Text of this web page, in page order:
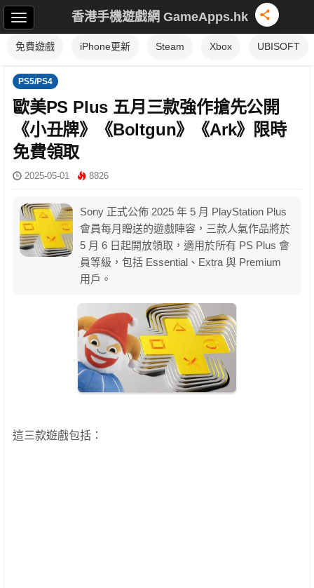
香港手機遊戲網 GameApps.hk
免費遊戲 iPhone更新 Steam Xbox UBISOFT
PS5/PS4
歐美PS Plus 五月三款強作搶先公開
《小丑牌》《Boltgun》《Ark》限時
免費領取
2025-05-01 8826
Sony 正式公佈 2025 年 5 月 PlayStation Plus
會員每月贈送的遊戲陣容，三款人氣作品將於
5 月 6 日起開放領取，適用於所有 PS Plus 會
員等級，包括 Essential、Extra 與 Premium
用戶。
這三款遊戲包括：